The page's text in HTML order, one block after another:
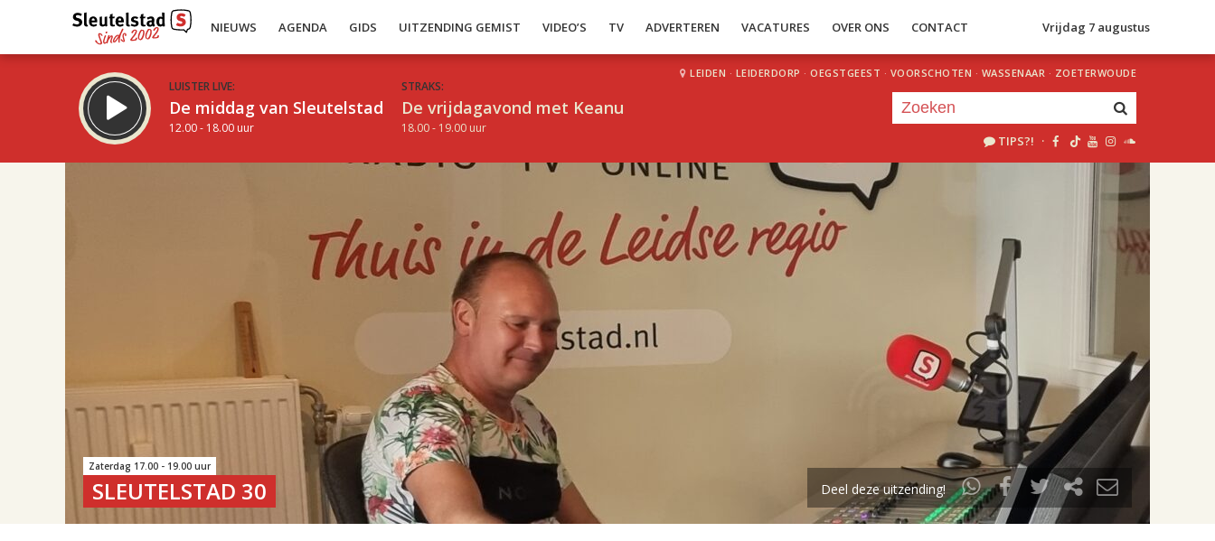
NIEUWS AGENDA GIDS UITZENDING GEMIST VIDEO’S TV ADVERTEREN VACATURES OVER ONS CONTACT Vrijdag 7 augustus
LUISTER LIVE:
De middag van Sleutelstad
12.00 - 18.00 uur
STRAKS:
De vrijdagavond met Keanu
18.00 - 19.00 uur
LEIDEN · LEIDERDORP · OEGSTGEEST · VOORSCHOTEN · WASSENAAR · ZOETERWOUDE
TIPS?! ·
uur 1 van 2
Volgend uur
Zaterdag 17.00 - 19.00 uur
SLEUTELSTAD 30 Deel deze uitzending!